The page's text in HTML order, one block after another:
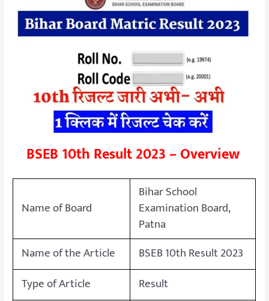
BSEB 10th Result 2023 – Overview
Name of Board
Bihar School
Examination Board,
Patna
Name of the Article
BSEB 10th Result 2023
Type of Article
Result